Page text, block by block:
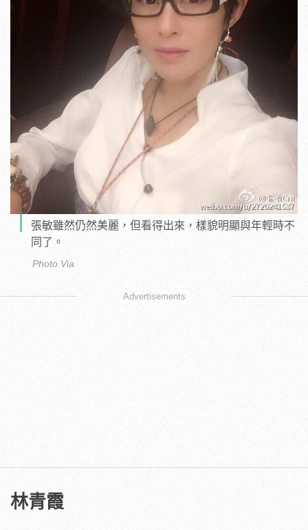
張敏雖然仍然美麗，但看得出來，樣貌明顯與年輕時不
同了。
Photo Via
Advertisements
林青霞